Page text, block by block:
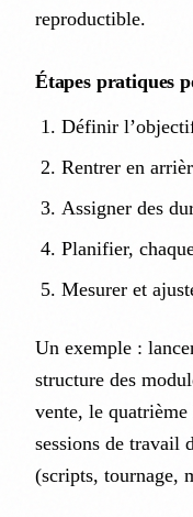
reproductible.
Étapes pratiques
Définir
Rentrer en
Assigner des
Planifier,
Mesurer et
Un exemple :
structure des
vente, le quatrième
sessions de travail
(scripts, tournage,